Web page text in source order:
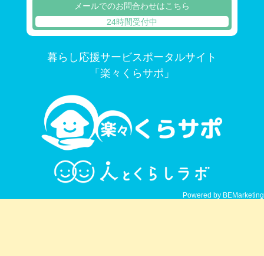
メールでのお問合わせはこちら
24時間受付中
暮らし応援サービスポータルサイト
「楽々くらサポ」
Powered by BEMarketing